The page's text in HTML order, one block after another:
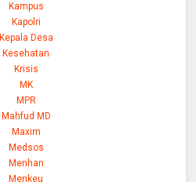
Kampus
Kapolri
Kepala Desa
Kesehatan
Krisis
MK
MPR
Mahfud MD
Maxim
Medsos
Menhan
Menkeu